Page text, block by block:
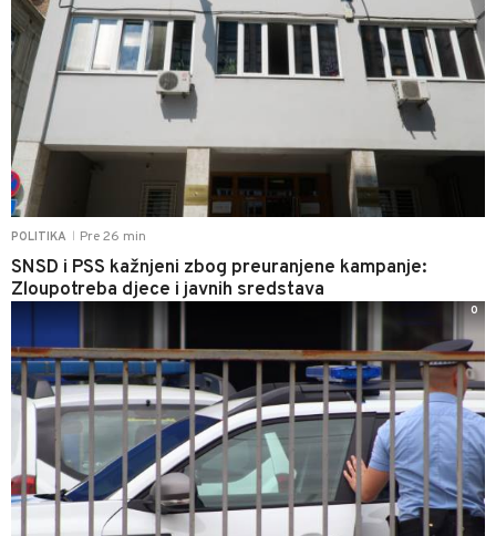
POLITIKA Pre 26 min
SNSD i PSS kažnjeni zbog preuranjene kampanje:
Zloupotreba djece i javnih sredstava
0